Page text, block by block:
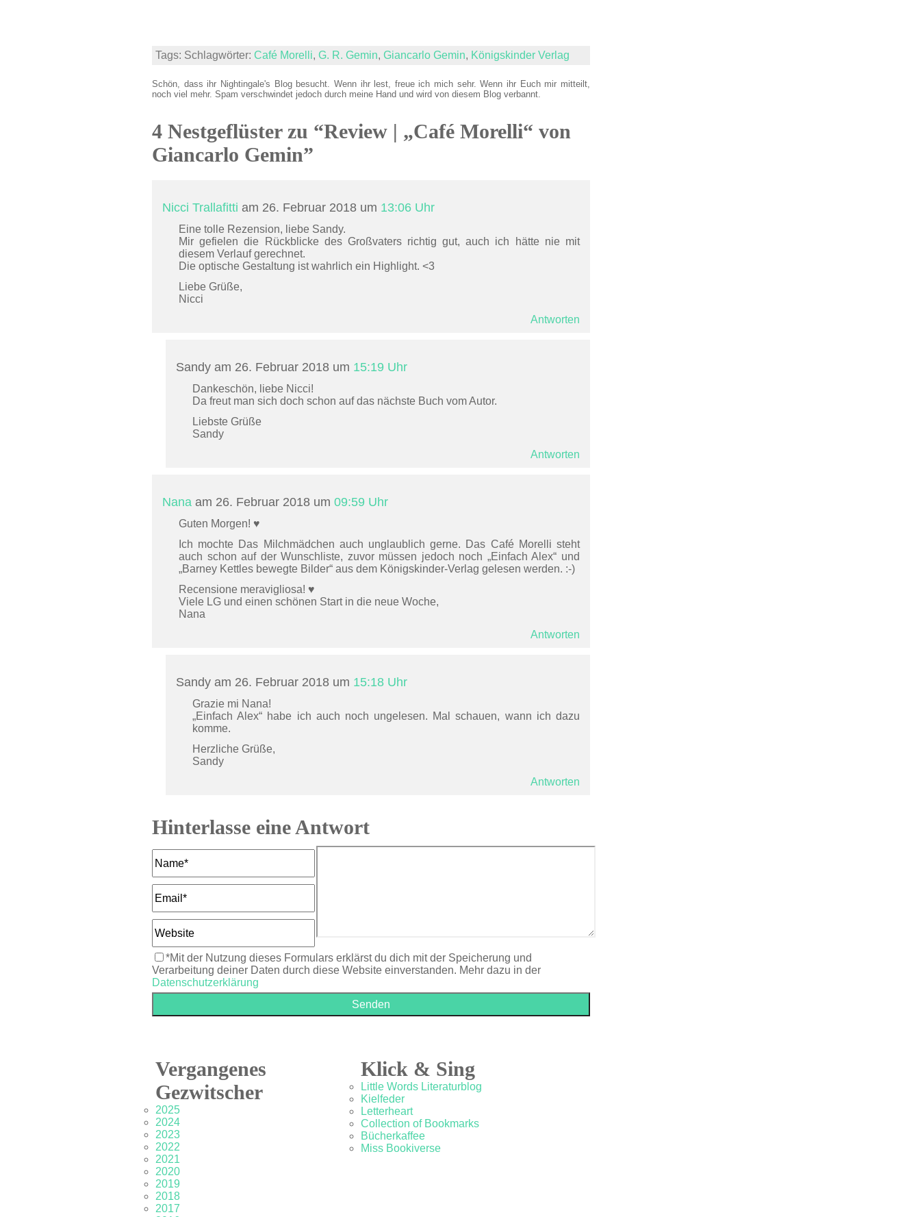
Tags: Schlagwörter: Café Morelli, G. R. Gemin, Giancarlo Gemin, Königskinder Verlag
Schön, dass ihr Nightingale's Blog besucht. Wenn ihr lest, freue ich mich sehr. Wenn ihr Euch mir mitteilt,
noch viel mehr. Spam verschwindet jedoch durch meine Hand und wird von diesem Blog verbannt.
4 Nestgeflüster zu “Review | „Café Morelli“ von
Giancarlo Gemin”
Nicci Trallafitti am 26. Februar 2018 um 13:06 Uhr
Eine tolle Rezension, liebe Sandy.
Mir gefielen die Rückblicke des Großvaters richtig gut, auch ich hätte nie mit
diesem Verlauf gerechnet.
Die optische Gestaltung ist wahrlich ein Highlight. <3
Liebe Grüße,
Nicci
Antworten
Sandy am 26. Februar 2018 um 15:19 Uhr
Dankeschön, liebe Nicci!
Da freut man sich doch schon auf das nächste Buch vom Autor.
Liebste Grüße
Sandy
Antworten
Nana am 26. Februar 2018 um 09:59 Uhr
Guten Morgen! ♥
Ich mochte Das Milchmädchen auch unglaublich gerne. Das Café Morelli steht
auch schon auf der Wunschliste, zuvor müssen jedoch noch „Einfach Alex“ und
„Barney Kettles bewegte Bilder“ aus dem Königskinder-Verlag gelesen werden. :-)
Recensione meravigliosa! ♥
Viele LG und einen schönen Start in die neue Woche,
Nana
Antworten
Sandy am 26. Februar 2018 um 15:18 Uhr
Grazie mi Nana!
„Einfach Alex“ habe ich auch noch ungelesen. Mal schauen, wann ich dazu
komme.
Herzliche Grüße,
Sandy
Antworten
Hinterlasse eine Antwort
*Mit der Nutzung dieses Formulars erklärst du dich mit der Speicherung und
Verarbeitung deiner Daten durch diese Website einverstanden. Mehr dazu in der
Datenschutzerklärung
Vergangenes
Gezwitscher
2025
2024
2023
2022
2021
2020
2019
2018
2017
Klick & Sing
Little Words Literaturblog
Kielfeder
Letterheart
Collection of Bookmarks
Bücherkaffee
Miss Bookiverse